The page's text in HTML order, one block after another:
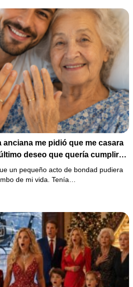
anciana me pidió que me casara
deseo que quería cumplir
de su fallecimiento, su abogado
vieja bolsa de hospital que
años y me dijo: «Ella te eligió
un pequeño acto de bondad pudiera
de mi vida. Tenía…